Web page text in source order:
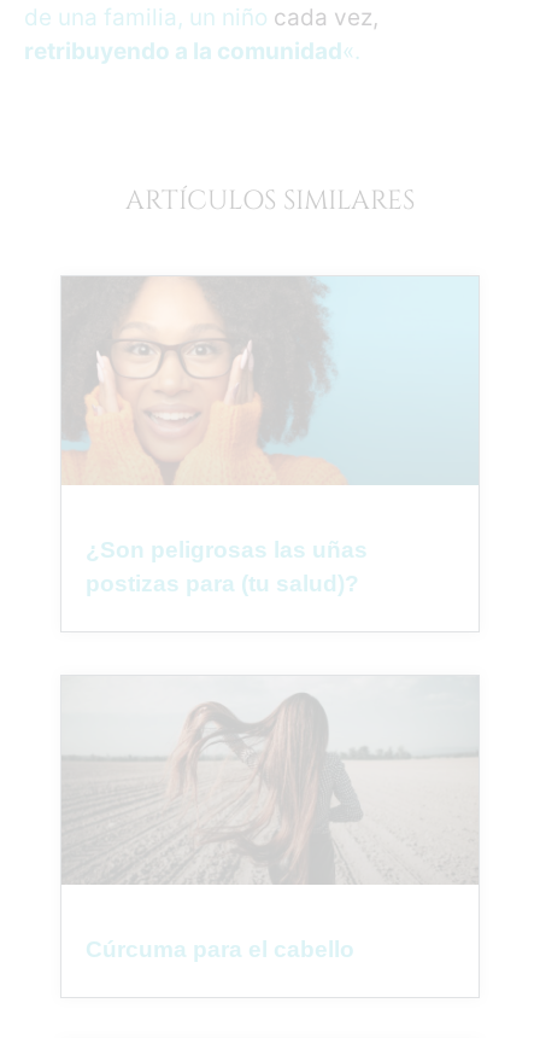
de una familia, un niño cada vez,
retribuyendo a la comunidad«.
ARTÍCULOS SIMILARES
¿Son peligrosas las uñas
postizas para (tu salud)?
Cúrcuma para el cabello